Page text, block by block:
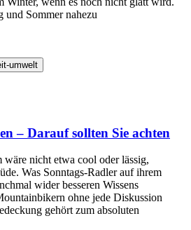
Sommer nahezu
umwelt
– Darauf sollten Sie achten
nicht etwa cool oder lässig,
Was Sonntags-Radler auf ihrem
wider besseren Wissens
ohne jede Diskussion
gehört zum absoluten